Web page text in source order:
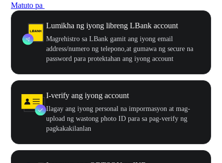
Matuto pa
Lumikha ng iyong libreng LBank account
Magrehistro sa LBank gamit ang iyong email
address/numero ng telepono,at gumawa ng secure na
password para protektahan ang iyong account
I-verify ang iyong account
Ilagay ang iyong personal na impormasyon at mag-
upload ng wastong photo ID para sa pag-verify ng
pagkakakilanlan